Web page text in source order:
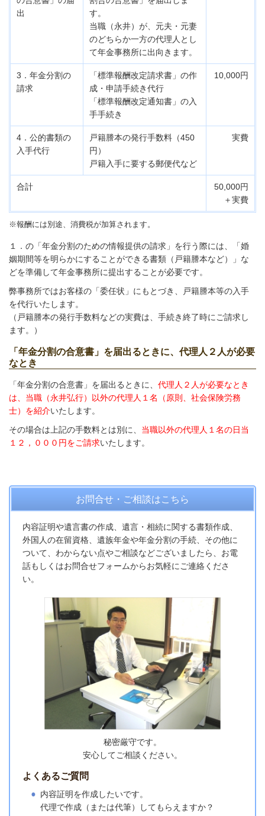
出
す。
当職（永井）が、元夫・元妻
のどちらか一方の代理人 とし
て年金事務所に出向きます。
3．年金分割の
請求
「標準報酬改定請求書」の作
成・申請手続き代行
「標準報酬改定通知書」の入
手手続き
10,000円
4．公的書類の
入手代行
戸籍謄本の発行手数料（450
円）
戸籍入手に要する郵便代など
実費
合計
50,000円
＋実費
※報酬には別途、消費税が加算されます。
１．の「年金分割のための情報提供の請求」を行う際には、「婚
姻期間等を明らかにすることができる書類（戸籍謄本など）」な
どを準備して年金事務所に提出することが必要です。
弊事務所ではお客様の「委任状」にもとづき、戸籍謄本等の入手
を代行いたします。
（戸籍謄本の発行手数料などの実費は、手続き終了時にご請求し
ます。）
「年金分割の合意書」を届出るときに、代理人２人が必要
なとき
「年金分割の合意書」を届出るときに、 代理人２人が必要なとき
は、当職（永井弘行）以外の代理人１名（原則、社会保険労務
士）を紹介いたします。
その場合は上記の手数料とは別に、 当職以外の代理人１名の日当
１２，０００円をご請求いたします。
お問合せ・ご相談はこちら
内容証明や遺言書の作成、遺言・相続に関する書類作成、
外国人の在留資格、遺族年金や年金分割の手続、その他に
ついて、わからない点やご相談などございましたら、お電
話もしくはお問合せフォームからお気軽にご連絡くださ
い。
秘密厳守です。
安心してご相談ください。
よくあるご質問
内容証明を作成したいです。
代理で作成（または代筆）してもらえますか？